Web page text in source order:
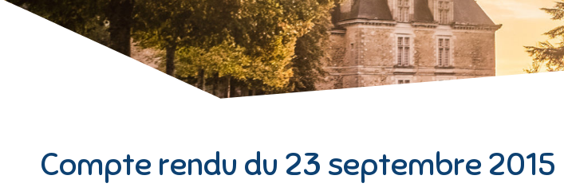
Compte rendu du 23 septembre 2015